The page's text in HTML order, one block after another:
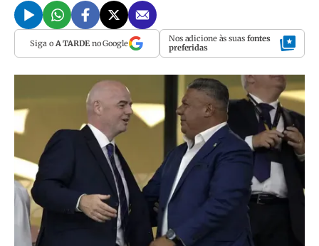
Siga o A TARDEno Google Nos adicione às suas fontes
preferidas